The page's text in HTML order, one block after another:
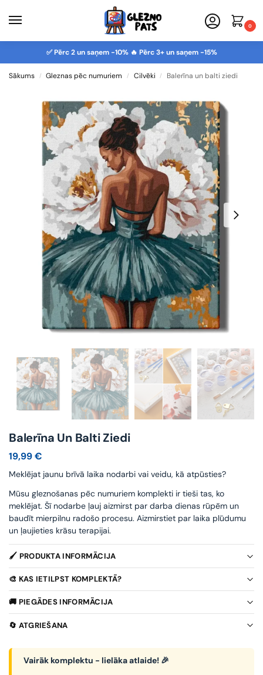
0
✅ Pērc 2 un saņem -10% 🔥 Pērc 3+ un saņem -15%
Sākums / Gleznas pēc numuriem / Cilvēki / Balerīna un balti ziedi
Balerīna Un Balti Ziedi
19,99€
Meklējat jaunu brīvā laika nodarbi vai veidu, kā atpūsties?
Mūsu gleznošanas pēc numuriem komplekti ir tieši tas, ko
meklējat. Šī nodarbe ļauj aizmirst par darba dienas rūpēm un
baudīt mierpilnu radošo procesu. Aizmirstiet par laika plūdumu
un ļaujieties krāsu terapijai.
🖌️ PRODUKTA INFORMĀCIJA
🎨 KAS IETILPST KOMPLEKTĀ?
🚚 PIEGĀDES INFORMĀCIJA
🔄 ATGRIEŠANA
Vairāk komplektu - lielāka atlaide! 🎉